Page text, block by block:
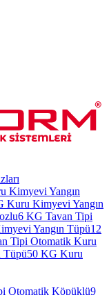
Kimyevi Yangın
Kuru Kimyevi Yangın
6 KG Tavan Tipi
Yangın Tüpü12
Tipi Otomatik Kuru
Tüpü50 KG Kuru
Otomatik Köpüklü9